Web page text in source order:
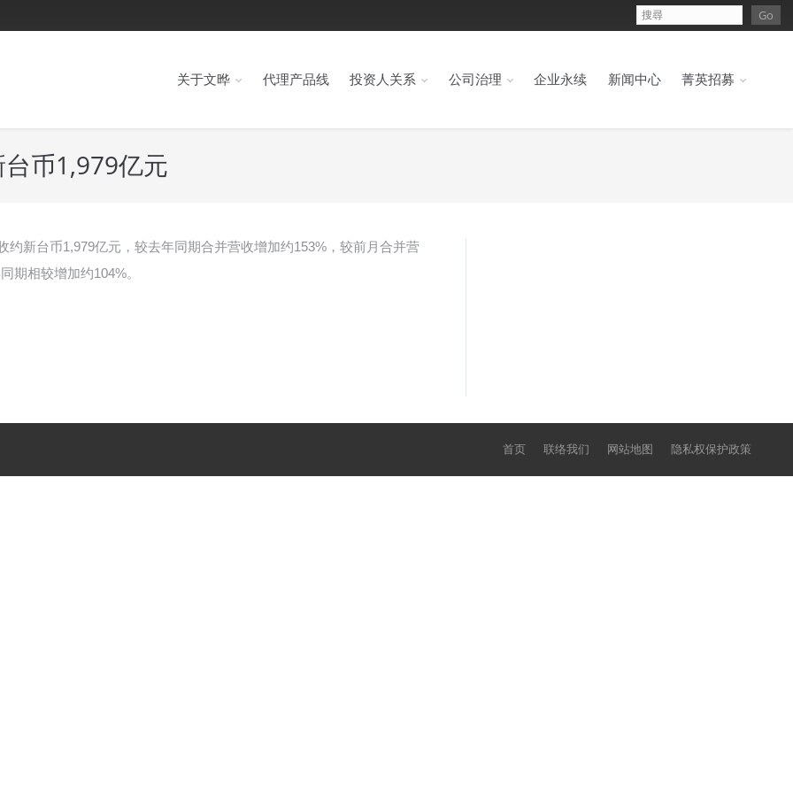
关于文晔 代理产品线 投资人关系 公司治理 企业永续 新闻中心 菁英招募
币1,979亿元
新台币1,979亿元，较去年同期合并营收增加约153%，较前月合并营
期相较增加约104%。
首页 联络我们 网站地图 隐私权保护政策